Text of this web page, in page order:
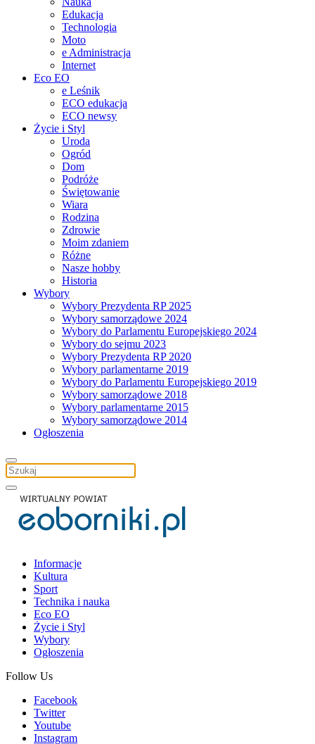
Edukacja
Technologia
Moto
e Administracja
Internet
Eco EO
e Leśnik
ECO edukacja
ECO newsy
Życie i Styl
Uroda
Ogród
Dom
Podróże
Świętowanie
Wiara
Rodzina
Zdrowie
Moim zdaniem
Różne
Nasze hobby
Historia
Wybory
Wybory Prezydenta RP 2025
Wybory samorządowe 2024
Wybory do Parlamentu Europejskiego 2024
Wybory do sejmu 2023
Wybory Prezydenta RP 2020
Wybory parlamentarne 2019
Wybory do Parlamentu Europejskiego 2019
Wybory samorządowe 2018
Wybory parlamentarne 2015
Wybory samorządowe 2014
Ogłoszenia
Informacje
Kultura
Sport
Technika i nauka
Eco EO
Życie i Styl
Wybory
Ogłoszenia
Follow Us
Facebook
Twitter
Youtube
Instagram